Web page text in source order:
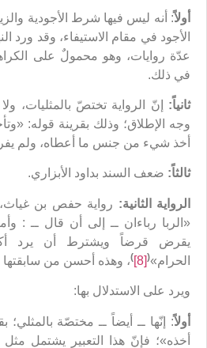
أولاً: أنه ليس فيها شرط الأجودية
الأجود في مقام الاستيفاء، وقد
عدّة روايات، وهو محمولٌ على
في ذلك.
ثانياً: إنّ الرواية تختصّ بالمثليات،
وجه الإطلاق؛ وذلك بقرينة قوله:
أخذ شيء من جنس ما أعطاه، ولم
ثالثاً: ضعف السند بداود الأبزاري.
الرواية الثانية: رواية حفص بن
«الربا رباءان ــ إلى أن قال ــ :
يقرض قرضاً ويشترط أن يرد
الحرام»(
[8]
)، وهذه أحسن من سابقتها
ويرد على الاستدلال بها:
أولاً: إنّها ــ أيضاً ــ مختصّة بالمثلي؛
أخذه»؛ فإنّ هذا التعبير يشتمل